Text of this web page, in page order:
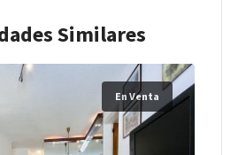
Similares
En Venta